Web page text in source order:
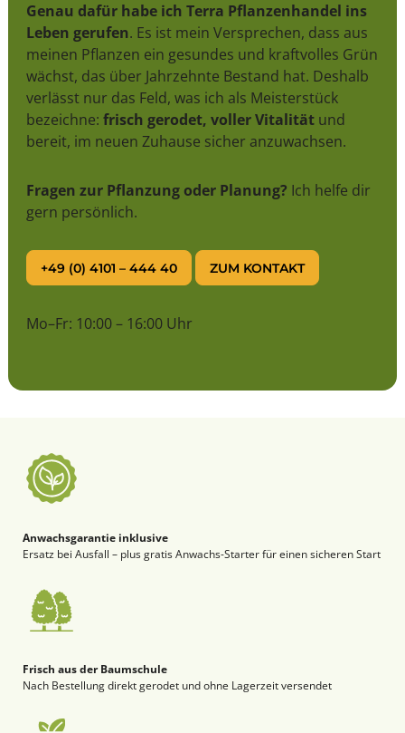
Genau dafür habe ich Terra Pflanzenhandel ins
Leben gerufen. Es ist mein Versprechen, dass aus
meinen Pflanzen ein gesundes und kraftvolles Grün
wächst, das über Jahrzehnte Bestand hat. Deshalb
verlässt nur das Feld, was ich als Meisterstück
bezeichne: frisch gerodet, voller Vitalitätund
bereit, im neuen Zuhause sicher anzuwachsen.
Fragen zur Pflanzung oder Planung? Ich helfe dir
gern persönlich.
+49 (0) 4101 – 444 40 ZUM KONTAKT
Mo–Fr: 10:00 – 16:00 Uhr
Anwachsgarantie inklusive
Ersatz bei Ausfall – plus gratis Anwachs-Starter für einen sicheren Start
Frisch aus der Baumschule
Nach Bestellung direkt gerodet und ohne Lagerzeit versendet